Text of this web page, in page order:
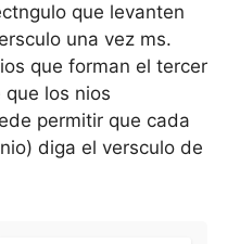
que levanten
una vez ms.
que forman el tercer
los nios
permitir que cada
diga el versculo de